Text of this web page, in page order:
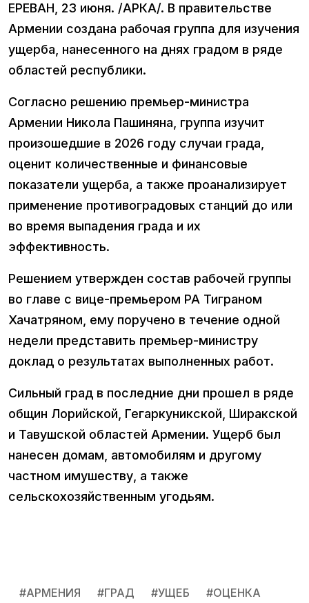
ЕРЕВАН, 23 июня. /АРКА/. В правительстве
Армении создана рабочая группа для изучения
ущерба, нанесенного на днях градом в ряде
областей республики.
Согласно решению премьер-министра
Армении Никола Пашиняна, группа изучит
произошедшие в 2026 году случаи града,
оценит количественные и финансовые
показатели ущерба, а также проанализирует
применение противоградовых станций до или
во время выпадения града и их
эффективность.
Решением утвержден состав рабочей группы
во главе с вице-премьером РА Тиграном
Хачатряном, ему поручено в течение одной
недели представить премьер-министру
доклад о результатах выполненных работ.
Сильный град в последние дни прошел в ряде
общин Лорийской, Гегаркуникской, Ширакской
и Тавушской областей Армении. Ущерб был
нанесен домам, автомобилям и другому
частном имушеству, а также
сельскохозяйственным угодьям.
#АРМЕНИЯ #ГРАД #УЩЕБ #ОЦЕНКА